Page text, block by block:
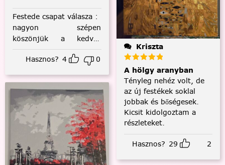
Festede csapat válasza :
nagyon szépen
köszönjük a kedves
visszajelzést! :)
Hasznos? 4 0
Kriszta
A hölgy aranyban
Tényleg nehéz volt, de
az új festékek soklal
jobbak és bőségesek.
Kicsit kidolgoztam a
részleteket.
Hasznos? 29 2